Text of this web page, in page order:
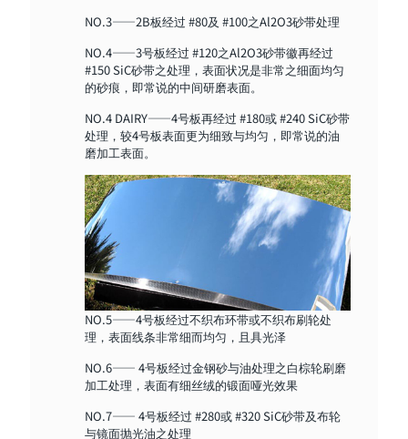
NO.3——2B板经过 #80及 #100之Al2O3砂带处理
NO.4——3号板经过 #120之Al2O3砂带徽再经过
#150 SiC砂带之处理，表面状况是非常之细面均匀
的砂痕，即常说的中间研磨表面。
NO.4 DAIRY——4号板再经过 #180或 #240 SiC砂带
处理，较4号板表面更为细致与均匀，即常说的油
磨加工表面。
NO.5——4号板经过不织布环带或不织布刷轮处
理，表面线条非常细而均匀，且具光泽
NO.6—— 4号板经过金钢砂与油处理之白棕轮刷磨
加工处理，表面有细丝绒的锻面哑光效果
NO.7—— 4号板经过 #280或 #320 SiC砂带及布轮
与镜面抛光油之处理